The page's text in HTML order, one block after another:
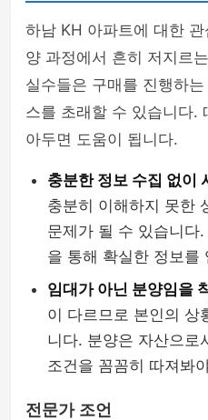
하남 KH 아파트에 대한
양 과정에서 흔히 저지르
실수들은 구매를 진행하
스를 초래할 수 있습니다.
아두면 도움이 됩니다.
충분한 정보 수집 없이
충분히 이해하지 못한
문제가 될 수 있습니다
을 통해 확실한 정보를
임대가 아닌 분양임을
이 다르므로 본인의 상
니다. 분양은 자산으로
조건을 꼼꼼히 따져봐
전문가 조언